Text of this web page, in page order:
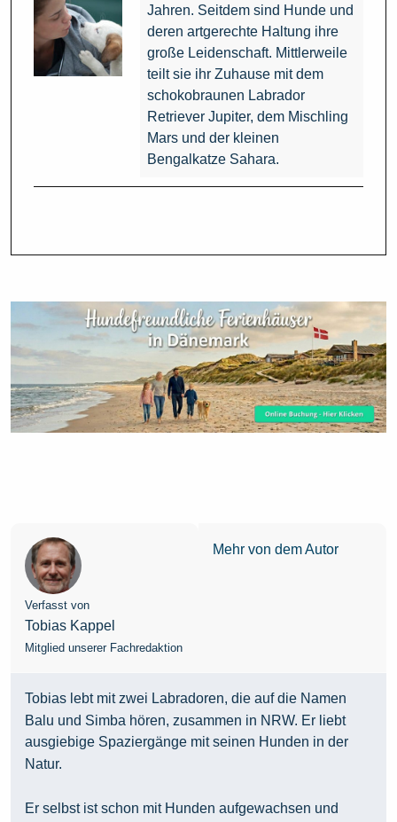
Jahren. Seitdem sind Hunde und
deren artgerechte Haltung ihre
große Leidenschaft. Mittlerweile
teilt sie ihr Zuhause mit dem
schokobraunen Labrador
Retriever Jupiter, dem Mischling
Mars und der kleinen
Bengalkatze Sahara.
Verfasst von
Tobias Kappel
Mitglied unserer Fachredaktion
Mehr von dem Autor
Tobias lebt mit zwei Labradoren, die auf die Namen
Balu und Simba hören, zusammen in NRW. Er liebt
ausgiebige Spaziergänge mit seinen Hunden in der
Natur.
Er selbst ist schon mit Hunden aufgewachsen und